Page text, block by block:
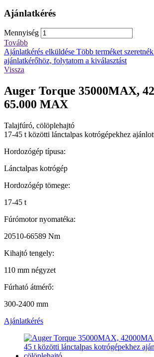
Ajánlatkérés
Mennyiség
Tovább
Ajánlatkérés elküldése Több terméket
ajánlatkérőhöz, folytatom a kiválasztást
Vissza
Auger Torque 35000MAX,
65.000 MAX
Talajfúró, cölöplehajtó
17-45 t közötti lánctalpas kotrógépekhez
Hordozógép típusa:
Lánctalpas kotrógép
Hordozógép tömege:
17-45 t
Fúrómotor nyomatéka:
20510-66589 Nm
Kihajtó tengely:
110 mm négyzet
Fúrható átmérő:
300-2400 mm
Ajánlatkérés